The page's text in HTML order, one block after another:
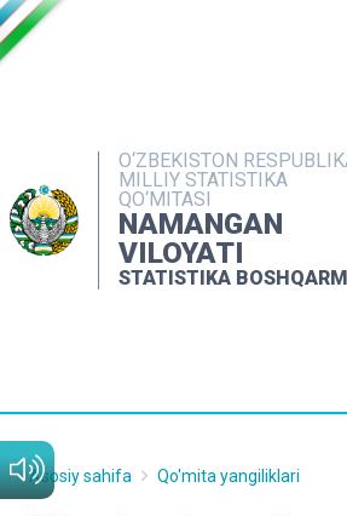
O‘ZBEKISTON
MILLIY STATISTIKA
QO‘MITASI
NAMANGAN
VILOYATI
STATISTIKA
NASHRLAR
INTERAKTIV
MATBUOT XIZMATI
MUROJAATLAR
Asosiy sahifa Qo'mita yangiliklari